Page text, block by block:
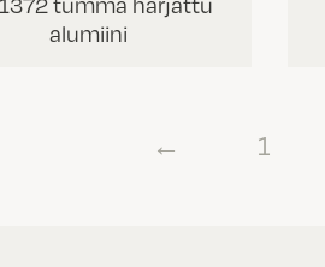
alumiini
← 1